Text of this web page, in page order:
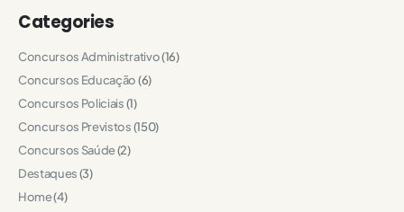
Categories
Concursos Administrativo(16)
Concursos Educação(6)
Concursos Policiais(1)
Concursos Previstos(150)
Concursos Saúde(2)
Destaques(3)
Home(4)